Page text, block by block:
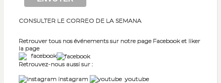
CONSULTER LE CORREO DE LA SEMANA
Retrouver tous nos événements sur notre page Facebook et liker
la page
facebook
Retrouvez-nous aussi sur :
instagram
youtube